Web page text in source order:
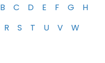
B C D E F G
H
R S T U V
W